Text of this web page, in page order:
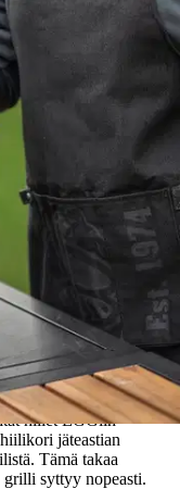
tuotteita.
ruostumattomasta
hiilet EGGiin
jäteastian
Tämä takaa
syttyy nopeasti.